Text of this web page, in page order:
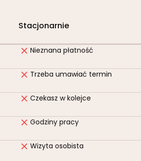
Stacjonarnie
Nieznana płatność
Trzeba umawiać termin
Czekasz w kolejce
Godziny pracy
Wizyta osobista